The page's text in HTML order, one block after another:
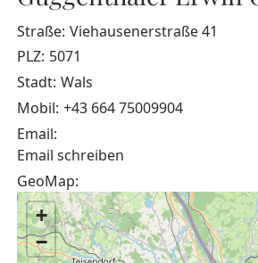
Straße: Viehausenerstraße 41
PLZ: 5071
Stadt: Wals
Mobil: +43 664 75009904
Email:
Email schreiben
GeoMap:
+
−